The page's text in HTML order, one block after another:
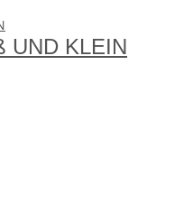
UND KLEIN